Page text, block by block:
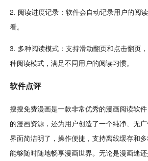
2. 阅读进度记录 ：软件会自动记录用户的阅
看。
3. 多种阅读模式：支持滑动翻页和点击翻页
种阅读模式，满足不同用户的阅读习惯。
软件点评
搜搜免费漫画是一款非常优秀的漫画阅读软
的漫画资源，还为用户创造了一个纯净、无
界面简洁明了，操作便捷，支持离线缓存和
能够随时随地畅享漫画世界。无论是漫画迷